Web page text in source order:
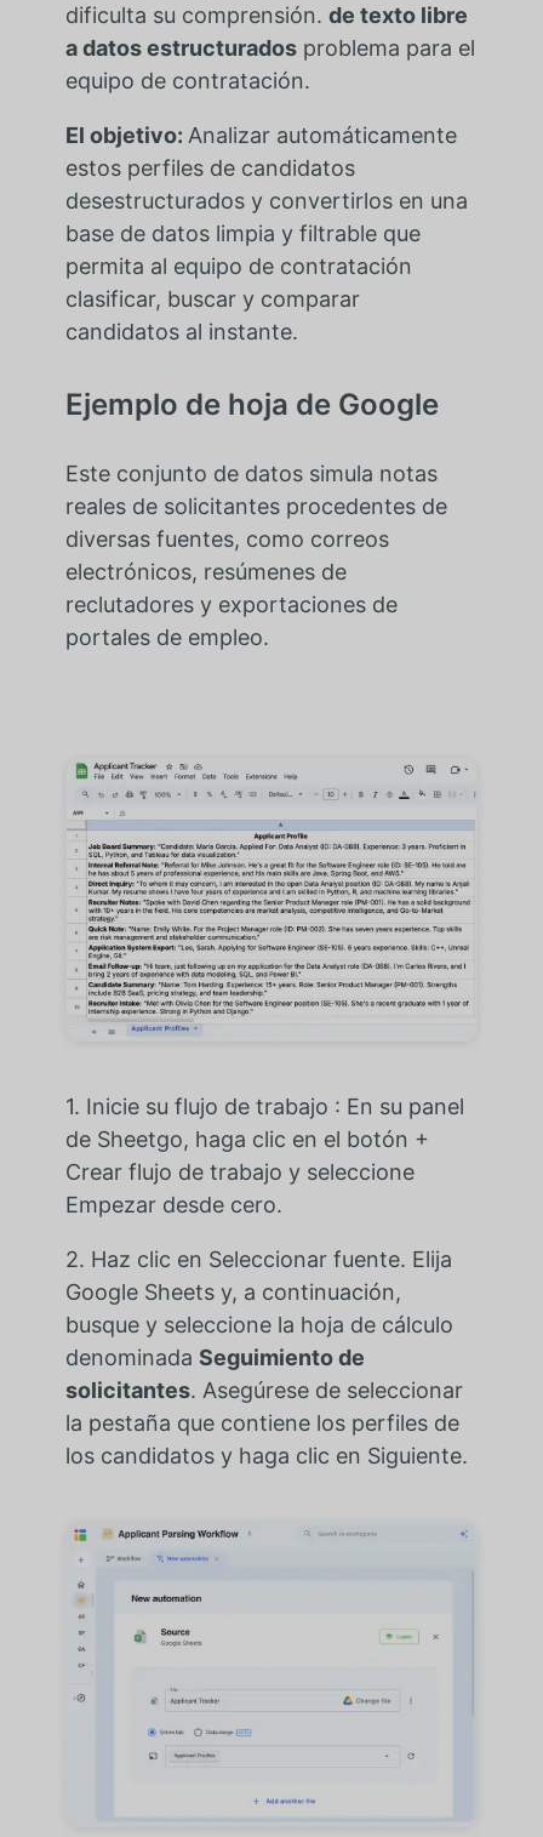
dificulta su comprensión. de texto libre
a datos estructurados problema para el
equipo de contratación.
El objetivo: Analizar automáticamente
estos perfiles de candidatos
desestructurados y convertirlos en una
base de datos limpia y filtrable que
permita al equipo de contratación
clasificar, buscar y comparar
candidatos al instante.
Ejemplo de hoja de Google
Este conjunto de datos simula notas
reales de solicitantes procedentes de
diversas fuentes, como correos
electrónicos, resúmenes de
reclutadores y exportaciones de
portales de empleo.
1. Inicie su flujo de trabajo : En su panel
de Sheetgo, haga clic en el botón +
Crear flujo de trabajo y seleccione
Empezar desde cero.
2. Haz clic en Seleccionar fuente. Elija
Google Sheets y, a continuación,
busque y seleccione la hoja de cálculo
denominada Seguimiento de
solicitantes. Asegúrese de seleccionar
la pestaña que contiene los perfiles de
los candidatos y haga clic en Siguiente.